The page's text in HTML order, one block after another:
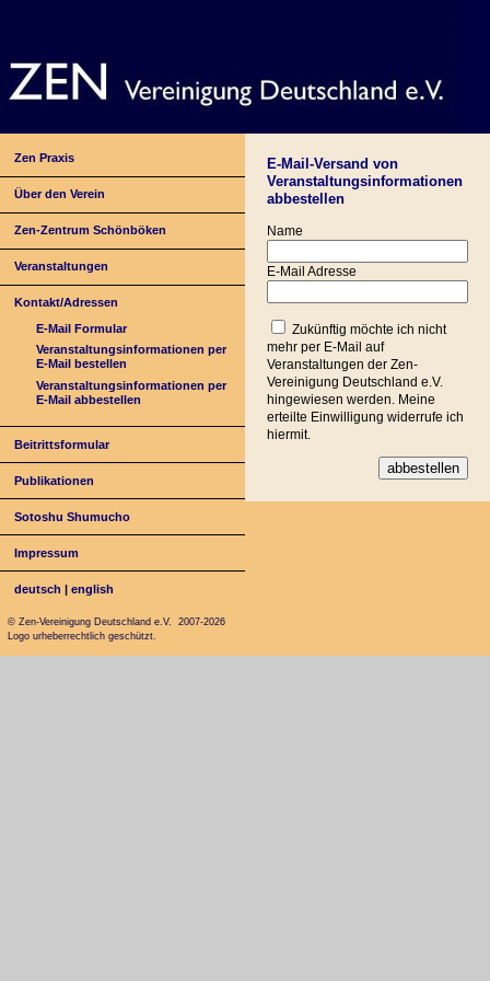
Zen Praxis
Über den Verein
Zen-Zentrum Schönböken
Veranstaltungen
Kontakt/Adressen
E-Mail Formular
Veranstaltungsinformationen per
E-Mail bestellen
Veranstaltungsinformationen per
E-Mail abbestellen
Beitrittsformular
Publikationen
Sotoshu Shumucho
Impressum
deutsch |english
E-Mail-Versand von
Veranstaltungsinformationen
abbestellen
Name
E-Mail Adresse
Zukünftig möchte ich nicht
mehr per E-Mail auf
Veranstaltungen der Zen-
Vereinigung Deutschland e.V.
hingewiesen werden. Meine
erteilte Einwilligung widerrufe ich
hiermit.
© Zen-Vereinigung Deutschland e.V. 2007-2026
Logo urheberrechtlich geschützt.